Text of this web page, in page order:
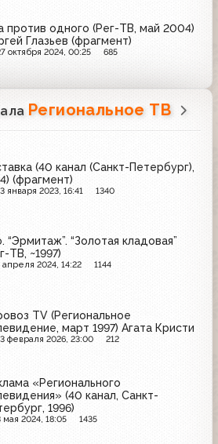
против одного (Рег-ТВ, май 2004)
Глазьев (фрагмент)
октября 2024, 00:25 685
Региональное ТВ
(40 канал (Санкт-Петербург),
(фрагмент)
января 2023, 16:41 1340
“Эрмитаж”. “Золотая кладовая”
ТВ, ~1997)
апреля 2024, 14:22 1144
TV (Региональное
март 1997) Агата Кристи
февраля 2026, 23:00 212
«Регионального
(40 канал, Санкт-
1996)
мая 2024, 18:05 1435